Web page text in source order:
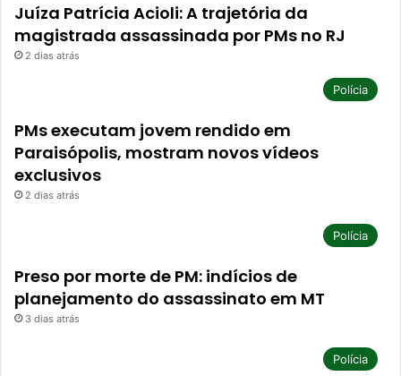
Juíza Patrícia Acioli: A trajetória da
magistrada assassinada por PMs no RJ
2 dias atrás
Polícia
PMs executam jovem rendido em
Paraisópolis, mostram novos vídeos
exclusivos
2 dias atrás
Polícia
Preso por morte de PM: indícios de
planejamento do assassinato em MT
3 dias atrás
Polícia